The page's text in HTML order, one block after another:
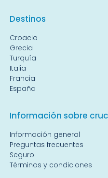
Destinos
Croacia
Grecia
Turquía
Italia
Francia
España
Información sobre
Información general
Preguntas frecuentes
Seguro
Términos y condiciones